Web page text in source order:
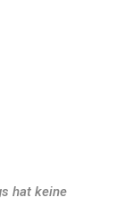
hat keine